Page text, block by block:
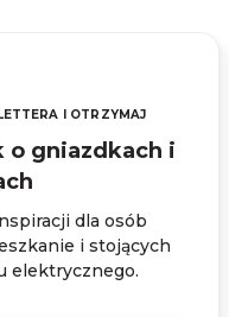
I OTRZYMAJ
o gniazdkach i
dla osób
i stojących
elektrycznego.